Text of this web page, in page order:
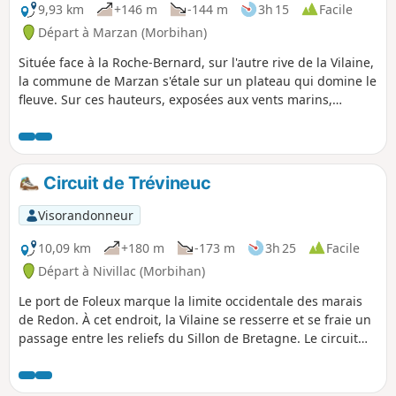
9,93 km
+146 m -144 m 3h 15
Facile
Départ à Marzan (Morbihan)
Située face à la Roche-Bernard, sur l'autre rive de la Vilaine,
la commune de Marzan s'étale sur un plateau qui domine le
fleuve. Sur ces hauteurs, exposées aux vents marins,
ruisseaux ont creusé la roche et coulent au fond des
vallons. Lorsqu'il a été possible de les barrer, ce sont des
moulins à eaux qui s'y sont établis. Le circuit proposé
chemine des uns aux autres à travers une campagne variée
et agréable.
Circuit de Trévineuc
Visorandonneur
10,09 km
+180 m -173 m 3h 25
Facile
Départ à Nivillac (Morbihan)
Le port de Foleux marque la limite occidentale des marais
de Redon. À cet endroit, la Vilaine se resserre et se fraie un
passage entre les reliefs du Sillon de Bretagne. Le circuit
parcourt le bord de l'eau et joue aux montagnes russes à